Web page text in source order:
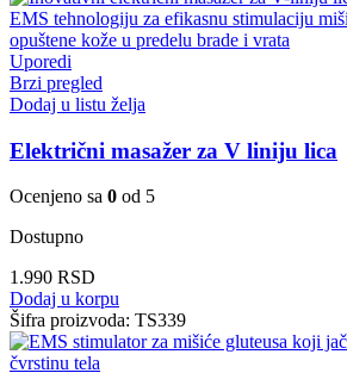
Uporedi
Brzi pregled
Dodaj u listu želja
Električni masažer za V liniju lica
Ocenjeno sa 0 od 5
Dostupno
1.990 RSD
Dodaj u korpu
Šifra proizvoda: TS339